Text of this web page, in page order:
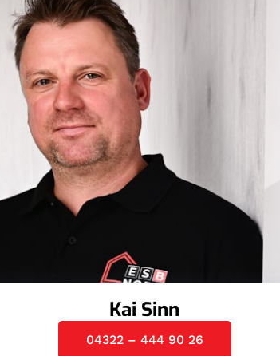
Kai Sinn
04322 – 444 90 26